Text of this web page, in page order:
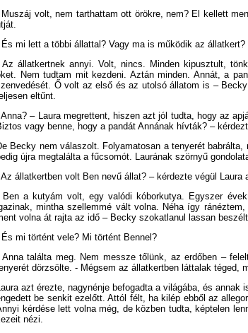
Muszáj volt, nem tarthattam ott örökre, nem? El kellett
mi lett a többi állattal? Vagy ma is működik az állatkert?
Az állatkertnek annyi. Volt, nincs. Minden kipusztult,
Nem tudtam mit kezdeni. Aztán minden. Annát, a
Ő volt az első és az utolsó állatom is –
eltűnt.
– Laura megrettent, hiszen azt jól tudta, hogy az
vagy benne, hogy a pandát Annának hívták? –
Becky nem válaszolt. Folyamatosan a tenyerét
újra megtalálta a fűcsomót. Laurának szörnyű
állatkertben volt Ben nevű állat? – kérdezte végül Laura
Ben a kutyám volt, egy valódi kóborkutya. Egyszer
mintha szellemmé vált volna. Néha így
volna át rajta az idő – Becky szokatlanul lassan
mi történt vele? Mi történt Bennel?
Anna találta meg. Nem messze tőlünk, az erdőben –
dörzsölte. - Mégsem az állatkertben láttalak téged,
azt érezte, nagynénje befogadta a világába, és
be senkit ezelőtt. Attól félt, ha kilép ebből az
kérdése lett volna még, de közben tudta, képtelen
nézi.